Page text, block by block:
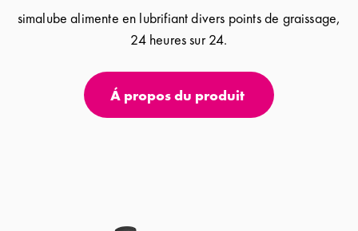
simalube alimente en lubrifiant divers points de graissage,
24 heures sur 24.
Á propos du produit